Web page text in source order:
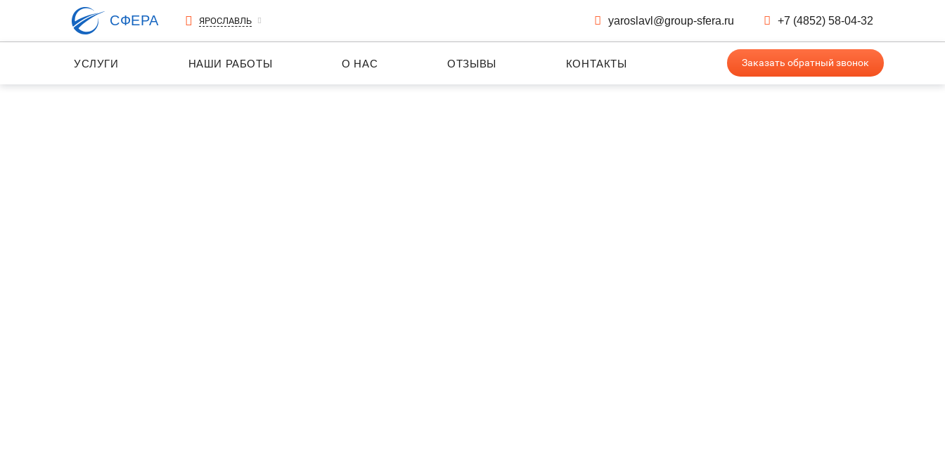
СФЕРА ЯРОСЛАВЛЬ yaroslavl@group-sfera.ru +7 (4852) 58-04-32
УСЛУГИ НАШИ РАБОТЫ О НАС ОТЗЫВЫ КОНТАКТЫ Заказать обратный звонок